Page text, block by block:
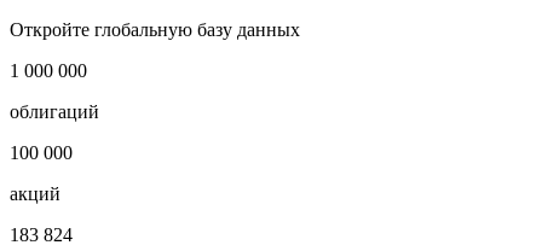
Откройте глобальную базу данных
1 000 000
облигаций
100 000
акций
183 824